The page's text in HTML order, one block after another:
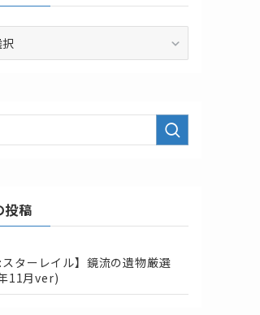
投稿
:スターレイル】鏡流の遺物厳選
11月ver)